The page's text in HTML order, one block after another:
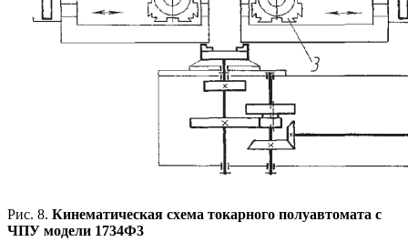
Рис. 8. Кинематическая схема токарного полуавтомата с
ЧПУ модели 1734Ф3